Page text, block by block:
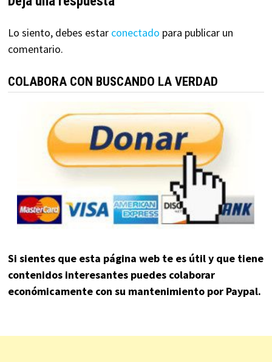
Lo siento, debes estar conectado para publicar un
comentario.
COLABORA CON BUSCANDO LA VERDAD
Si sientes que esta página web te es útil y que tiene
contenidos interesantes puedes colaborar
económicamente con su mantenimiento por Paypal.